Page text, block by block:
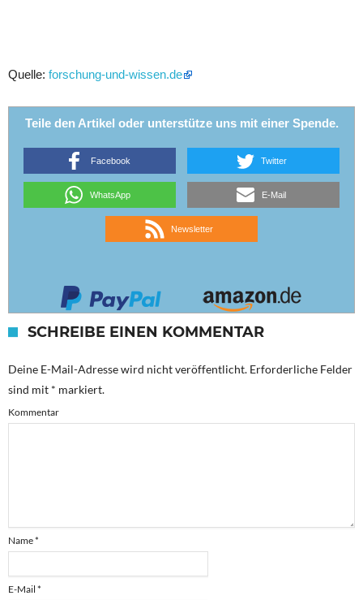
Quelle: forschung-und-wissen.de
Teile den Artikel oder unterstütze uns mit einer Spende.
Facebook Twitter
WhatsApp E-Mail
Newsletter
SCHREIBE EINEN KOMMENTAR
Deine E-Mail-Adresse wird nicht veröffentlicht. Erforderliche Felder
sind mit * markiert.
Kommentar
Name*
E-Mail *